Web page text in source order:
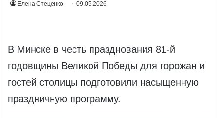
Елена Стеценко 09.05.2026
В Минске в честь празднования 81-й
годовщины Великой Победы для горожан и
гостей столицы подготовили насыщенную
праздничную программу.